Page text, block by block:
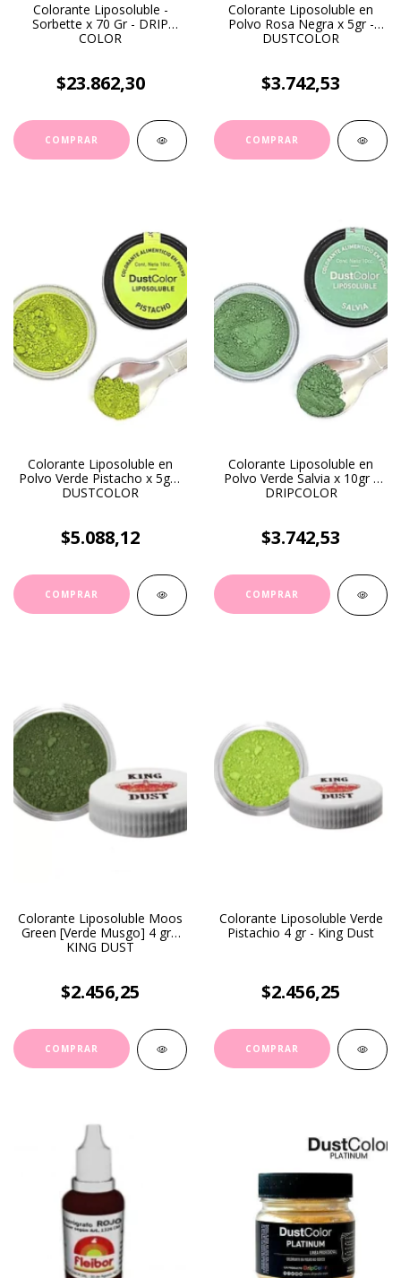
Colorante Liposoluble -
Sorbette x 70 Gr - DRIP
COLOR
$23.862,30
Colorante Liposoluble en
Polvo Rosa Negra x 5gr -
DUSTCOLOR
$3.742,53
Colorante Liposoluble en
Polvo Verde Pistacho x 5gr -
DUSTCOLOR
$5.088,12
Colorante Liposoluble en
Polvo Verde Salvia x 10gr -
DRIPCOLOR
$3.742,53
Colorante Liposoluble Moos
Green [Verde Musgo] 4 gr -
KING DUST
$2.456,25
Colorante Liposoluble Verde
Pistachio 4 gr - King Dust
$2.456,25